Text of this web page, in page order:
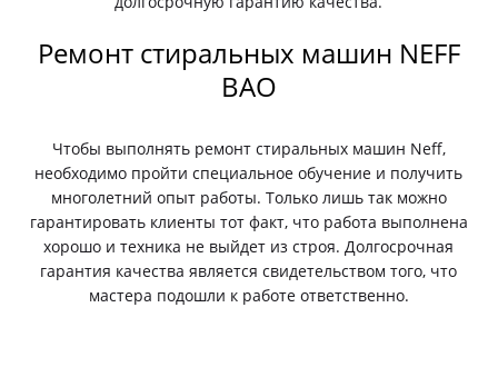
Ремонт стиральных машин NEFF
ВАО
Чтобы выполнять ремонт стиральных машин Neff,
необходимо пройти специальное обучение и получить
многолетний опыт работы. Только лишь так можно
гарантировать клиенты тот факт, что работа выполнена
хорошо и техника не выйдет из строя. Долгосрочная
гарантия качества является свидетельством того, что
мастера подошли к работе ответственно.